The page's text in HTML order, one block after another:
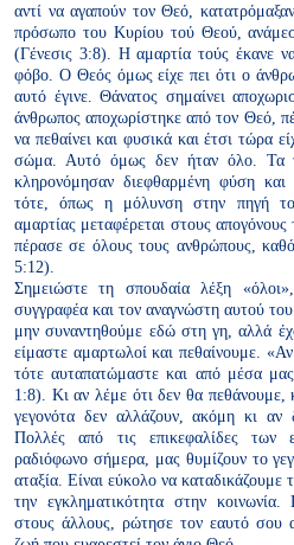
αντί να αγαπούν τον Θεό,
πρόσωπο του Κυρίου τού Θεού,
(Γένεσις 3:8). Η αμαρτία τούς έκανε
φόβο. Ο Θεός όμως είχε πει ότι ο
αυτό έγινε. Θάνατος σημαίνει
άνθρωπος αποχωρίστηκε από τον Θεό,
να πεθαίνει και φυσικά και έτσι τώρα
σώμα. Αυτό όμως δεν ήταν όλο. Τα
κληρονόμησαν διεφθαρμένη φύση
τότε, όπως η μόλυνση στην πηγή
αμαρτίας μεταφέρεται στους
πέρασε σε όλους τους ανθρώπους,
5:12).
Σημειώστε τη σπουδαία λέξη
συγγραφέα και τον αναγνώστη αυτού
μην συναντηθούμε εδώ στη γη, αλλά
είμαστε αμαρτωλοί και πεθαίνουμε.
τότε αυταπατώμαστε και από μέσα
1:8). Κι αν λέμε ότι δεν θα πεθάνουμε,
γεγονότα δεν αλλάζουν, ακόμη κι αν
Πολλές από τις επικεφαλίδες των
ραδιόφωνο σήμερα, μας θυμίζουν το
αταξία. Είναι εύκολο να καταδικάζουμε
την εγκληματικότητα στην
στους άλλους, ρώτησε τον εαυτό σου